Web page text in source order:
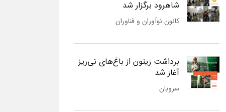
شاهرود برگزار شد
کانون نوآوران و فناوران
برداشت زیتون از باغ‌های نی‌ریز
آغاز شد
سروبان